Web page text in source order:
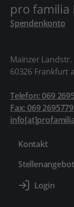
pro familia
Spendenkonto
Mainzer Landstr.
60326 Frankfurt
Telefon: 069
Fax: 069
Kontakt